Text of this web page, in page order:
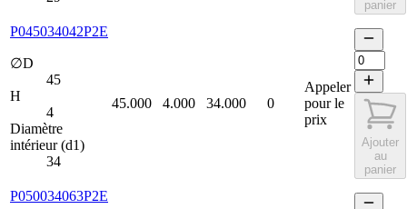
panier
P045034042P2E
∅D
45
H
4
Diamètre
intérieur (d1)
34
45.000 4.000 34.000 0
Appeler
pour le
prix
Ajouter
au
panier
P050034063P2E